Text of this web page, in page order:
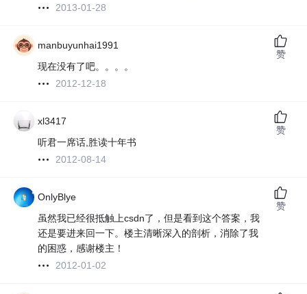
2013-01-28
manbuyunhai1991
现在没有了吧。。。。
2012-12-18
赞
xl3417
听君一席话,胜读十年书
2012-08-14
赞
OnlyBlye
虽然我已经很抵触上csdn了，但是看到这个答案，我
还是要进来回一下。楼主清晰深入的剖析，消除了我
的困惑，感谢楼主！
2012-01-02
赞